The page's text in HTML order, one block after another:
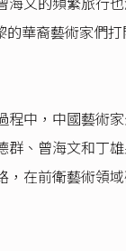
華裔藝術家們打
程中，中國藝術
群、曾海文和丁
，在前衛藝術領